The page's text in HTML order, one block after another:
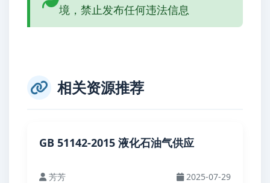
境，禁止发布任何违法信息
相关资源推荐
GB 51142-2015 液化石油气供应
芳芳 2025-07-29